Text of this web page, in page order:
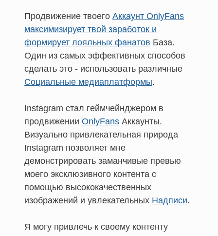
Продвижение твоего Аккаунт OnlyFans
максимизирует твой заработок и
формирует лояльных фанатов База.
Один из самых эффективных способов
сделать это - использовать различные
Социальные медиаплатформы.
Instagram стал геймчейнджером в
продвижении OnlyFans Аккаунты.
Визуально привлекательная природа
Instagram позволяет мне
демонстрировать заманчивые превью
моего эксклюзивного контента с
помощью высококачественных
изображений и увлекательных Надписи.
Я могу привлечь к своему контенту